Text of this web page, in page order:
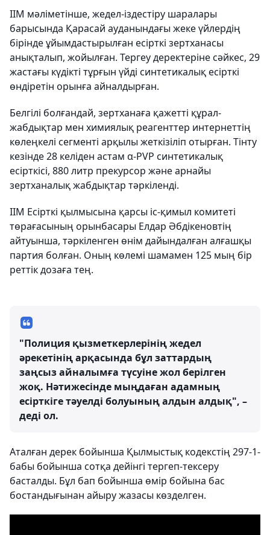
ІІМ мәліметінше, жедел-іздестіру шаралары
барысында Қарасай ауданындағы жеке үйлердің
бірінде ұйымдастырылған есірткі зертханасы
анықталып, жойылған. Тергеу деректеріне сәйкес, 29
жастағы күдікті тұрғын үйді синтетикалық есірткі
өндіретін орынға айналдырған.
Белгілі болғандай, зертханаға қажетті құрал-
жабдықтар мен химиялық реагенттер интернеттің
көлеңкелі сегменті арқылы жеткізіліп отырған. Тінту
кезінде 28 келіден астам α-PVP синтетикалық
есірткісі, 880 литр прекурсор және арнайы
зертханалық жабдықтар тәркіленді.
ІІМ Есірткі қылмысына қарсы іс-қимыл комитеті
төрағасының орынбасары Елдар Әбдікеновтің
айтуынша, тәркіленген өнім дайындалған алғашқы
партия болған. Оның көлемі шамамен 125 мың бір
реттік дозаға тең.
"Полиция қызметкерлерінің жедел
әрекетінің арқасында бұл заттардың
заңсыз айналымға түсуіне жол берілген
жоқ. Нәтижесінде мыңдаған адамның
есірткіге тәуелді болуының алдын алдық", –
деді ол.
Аталған дерек бойынша Қылмыстық кодекстің 297-1-
бабы бойынша сотқа дейінгі тергеп-тексеру
басталды. Бұл бап бойынша өмір бойына бас
бостандығынан айыру жазасы көзделген.